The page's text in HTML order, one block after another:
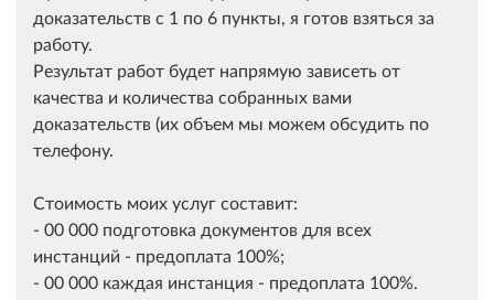
доказательств с 1 по 6 пункты, я готов взяться за
работу.
Результат работ будет напрямую зависеть от
качества и количества собранных вами
доказательств (их объем мы можем обсудить по
телефону.
Стоимость моих услуг составит:
- 00 000 подготовка документов для всех
инстанций - предоплата 100%;
- 00 000 каждая инстанция - предоплата 100%.